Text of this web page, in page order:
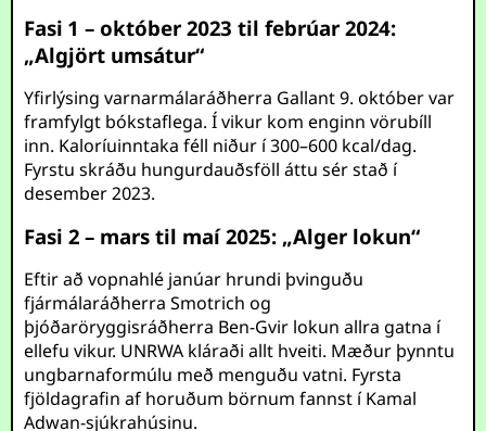
Fasi 1 – október 2023 til febrúar 2024:
„Algjört umsátur“
Yfirlýsing varnarmálaráðherra Gallant 9. október var
framfylgt bókstaflega. Í vikur kom enginn vörubíll
inn. Kaloríuinntaka féll niður í 300–600 kcal/dag.
Fyrstu skráðu hungurdauðsföll áttu sér stað í
desember 2023.
Fasi 2 – mars til maí 2025: „Alger lokun“
Eftir að vopnahlé janúar hrundi þvinguðu
fjármálaráðherra Smotrich og
þjóðaröryggisráðherra Ben-Gvir lokun allra gatna í
ellefu vikur. UNRWA kláraði allt hveiti. Mæður þynntu
ungbarnaformúlu með menguðu vatni. Fyrsta
fjöldagrafin af horuðum börnum fannst í Kamal
Adwan-sjúkrahúsinu.